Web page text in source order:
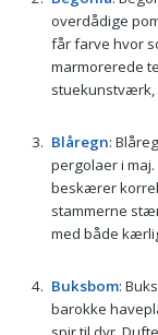
overdådige
får farve hvor
marmorerede
stuekunstværk,
Blåregn:
pergolaer i
beskærer
stammerne
med både
Buksbom:
barokke